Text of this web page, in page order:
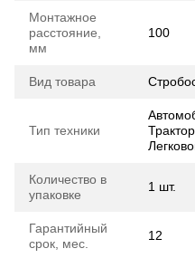
Монтажное
расстояние,
мм
100
Вид товара
Тип техники
Количество в
упаковке
1 шт.
Гарантийный
срок, мес.
12